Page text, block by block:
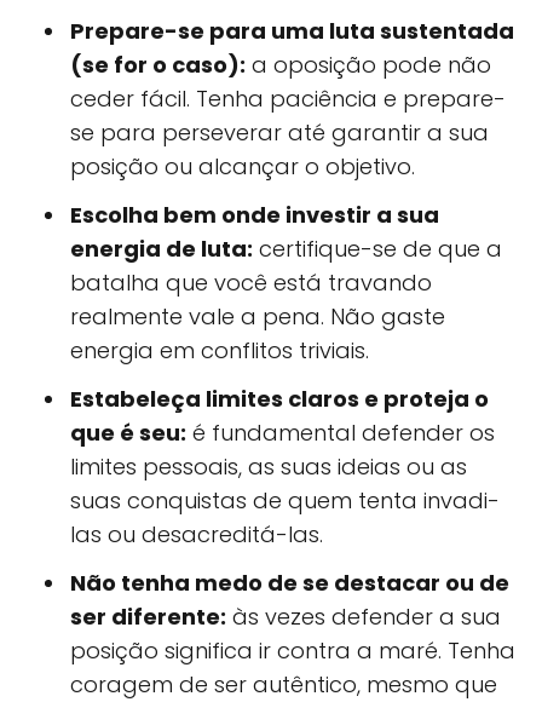
Prepare-se para uma luta sustentada
(se for o caso): a oposição pode não
ceder fácil. Tenha paciência e prepare-
se para perseverar até garantir a sua
posição ou alcançar o objetivo.
Escolha bem onde investir a sua
energia de luta: certifique-se de que a
batalha que você está travando
realmente vale a pena. Não gaste
energia em conflitos triviais.
Estabeleça limites claros e proteja o
que é seu: é fundamental defender os
limites pessoais, as suas ideias ou as
suas conquistas de quem tenta invadi-
las ou desacreditá-las.
Não tenha medo de se destacar ou de
ser diferente: às vezes defender a sua
posição significa ir contra a maré. Tenha
coragem de ser autêntico, mesmo que